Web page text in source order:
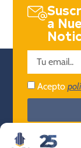
a
Acepto